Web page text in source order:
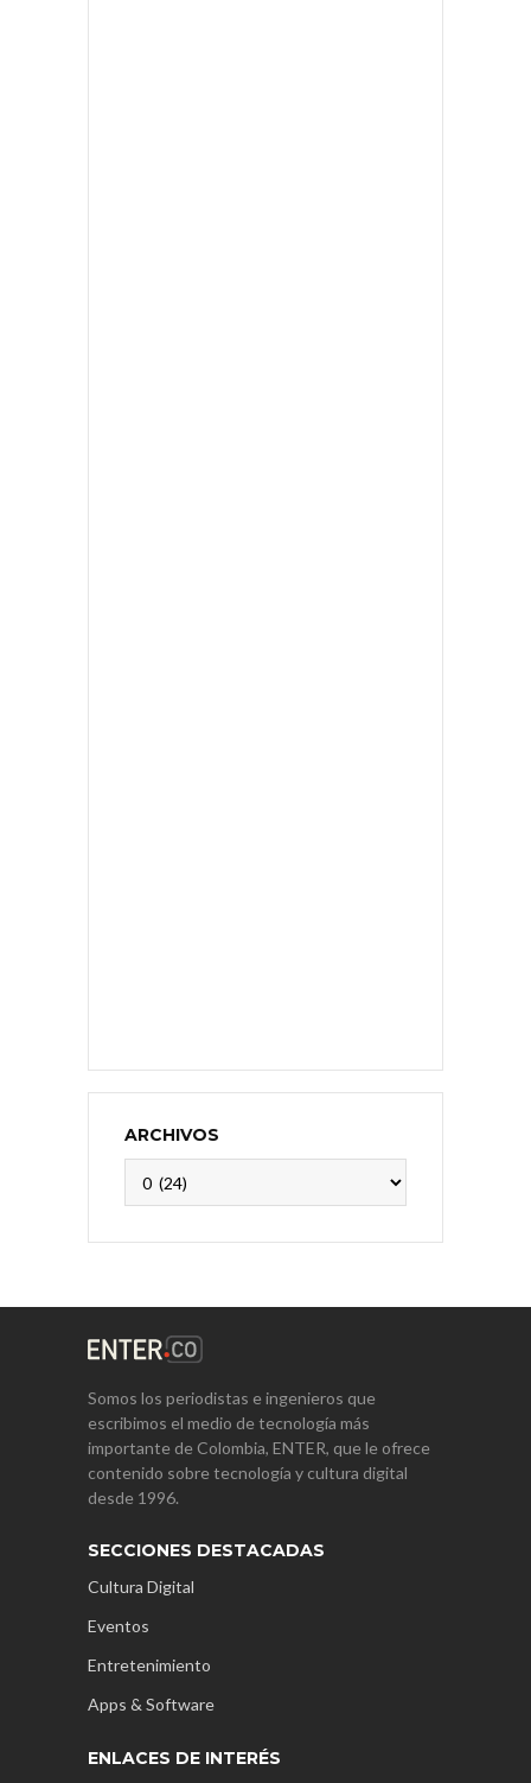
ARCHIVOS
Somos los periodistas e ingenieros que
escribimos el medio de tecnología más
importante de Colombia, ENTER, que le ofrece
contenido sobre tecnología y cultura digital
desde 1996.
SECCIONES DESTACADAS
Cultura Digital
Eventos
Entretenimiento
Apps & Software
ENLACES DE INTERÉS